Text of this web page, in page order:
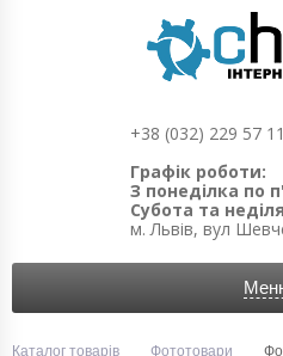
+38 (032) 229 57 11
Графік роботи:
З понеділка по
Субота та
м. Львів, вул
Каталог товарів Фототовари